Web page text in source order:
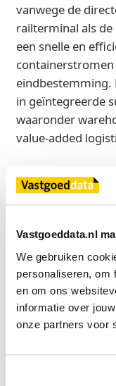
Vastgoeddata.nl
We gebruiken
personaliseren, om
en om ons
informatie over
onze partners voor
vanwege de
railterminal als
een snelle en
eindbestemming.
in geïntegreerde
waaronder
value‑added
BTT Real Estate
door INDUSTRIAL
Bron
Industrial Real Estate